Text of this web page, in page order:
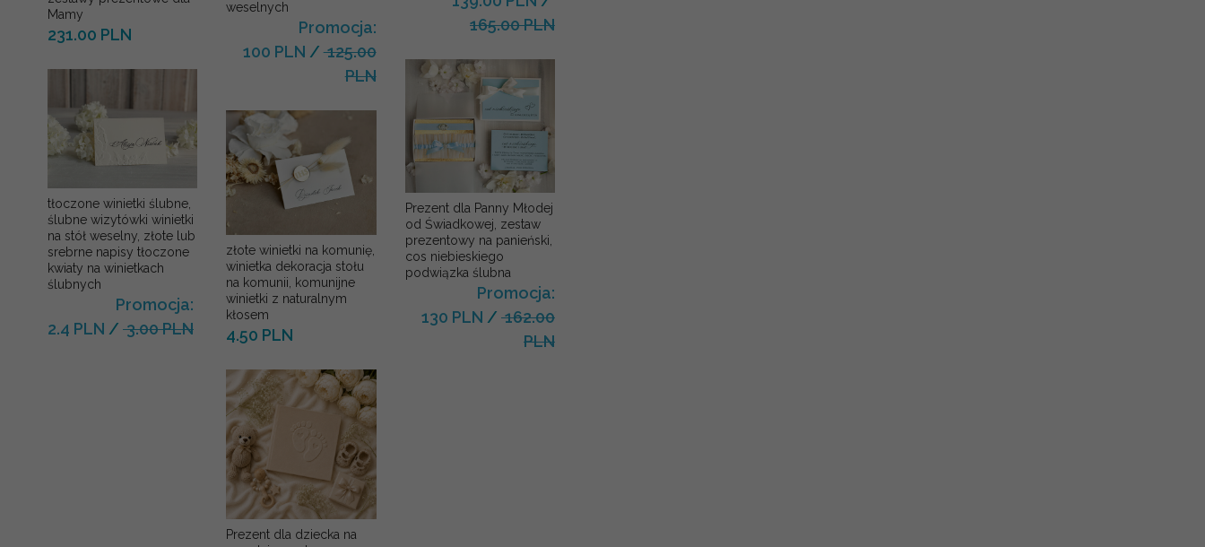
Mamy
231.00 PLN
tłoczone winietki ślubne,
ślubne wizytówki winietki
na stół weselny, złote lub
srebrne napisy tłoczone
kwiaty na winietkach
ślubnych
Promocja:
2.4 PLN / 3.00 PLN
weselnych
Promocja:
100 PLN /125.00
PLN
złote winietki na komunię,
winietka dekoracja stołu
na komunii, komunijne
winietki z naturalnym
kłosem
4.50 PLN
Prezent dla dziecka na
165.00 PLN
Prezent dla Panny Młodej
od Świadkowej, zestaw
prezentowy na panieński,
cos niebieskiego
podwiązka ślubna
Promocja:
130 PLN / 162.00
PLN